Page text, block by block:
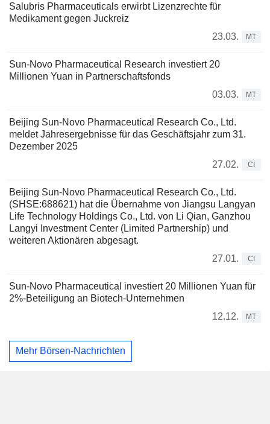
Salubris Pharmaceuticals erwirbt Lizenzrechte für
Medikament gegen Juckreiz
23.03.
MT
Sun-Novo Pharmaceutical Research investiert 20
Millionen Yuan in Partnerschaftsfonds
03.03.
MT
Beijing Sun-Novo Pharmaceutical Research Co., Ltd.
meldet Jahresergebnisse für das Geschäftsjahr zum 31.
Dezember 2025
27.02.
CI
Beijing Sun-Novo Pharmaceutical Research Co., Ltd.
(SHSE:688621) hat die Übernahme von Jiangsu Langyan
Life Technology Holdings Co., Ltd. von Li Qian, Ganzhou
Langyi Investment Center (Limited Partnership) und
weiteren Aktionären abgesagt.
27.01.
CI
Sun-Novo Pharmaceutical investiert 20 Millionen Yuan für
2%-Beteiligung an Biotech-Unternehmen
12.12.
MT
Mehr Börsen-Nachrichten